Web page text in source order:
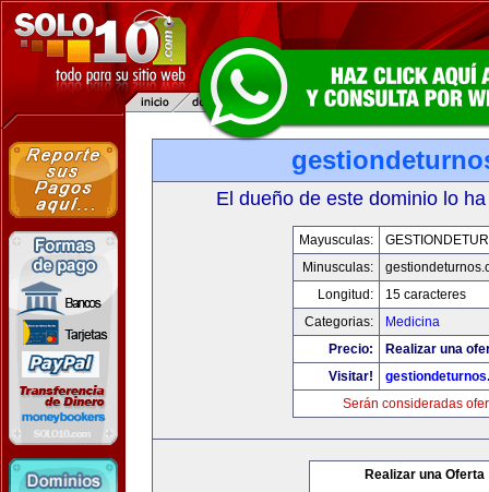
El dueño de este dominio lo
Mayusculas:
Minusculas:
Longitud:
15 caracteres
Categorias:
Medicina
Precio:
Realizar una
Visitar!
Serán consideradas
Realizar una Oferta